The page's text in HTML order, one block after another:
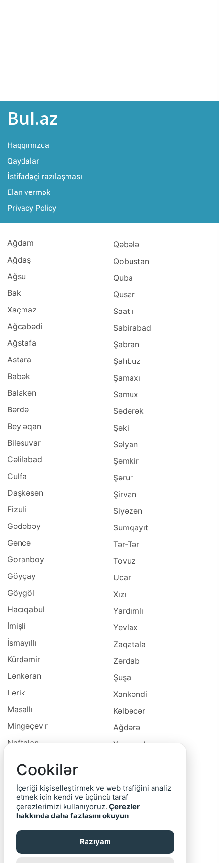
Bul.az
Haqqımızda
Qaydalar
İstifadəçi razılaşması
Elan vermək
Privacy Policy
Ağdam
Ağdaş
Ağsu
Bakı
Xaçmaz
Ağcabədi
Ağstafa
Astara
Babək
Balakən
Bərdə
Beyləqan
Biləsuvar
Cəlilabad
Culfa
Daşkəsən
Fizuli
Gədəbəy
Gəncə
Goranboy
Göyçay
Göygöl
Hacıqabul
İmişli
İsmayıllı
Kürdəmir
Lənkəran
Lerik
Masallı
Mingəçevir
Naftalan
Neftçala
Oğuz
Ordubad
Qəbələ
Qobustan
Quba
Qusar
Saatlı
Sabirabad
Şabran
Şahbuz
Şamaxı
Samux
Sədərək
Şəki
Səlyan
Şəmkir
Şərur
Şirvan
Siyəzən
Sumqayıt
Tər-Tər
Tovuz
Ucar
Xızı
Yardımlı
Yevlax
Zaqatala
Zərdab
Şuşa
Xankəndi
Kəlbəcər
Ağdərə
Xocavəd
Cəbrayıl
Qubadlı
Cookilər
İçeriği kişiselleştirmek ve web trafiğini analiz
etmek için kendi ve üçüncü taraf
çerezlerimizi kullanıyoruz. Çerezler
hakkında daha fazlasını okuyun
Razıyam